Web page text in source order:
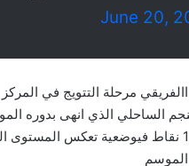
June 20,
الساحلي الذي انهى بدوره
الخامسة ب10 نقاط فيوضعية تعكس
الموسم